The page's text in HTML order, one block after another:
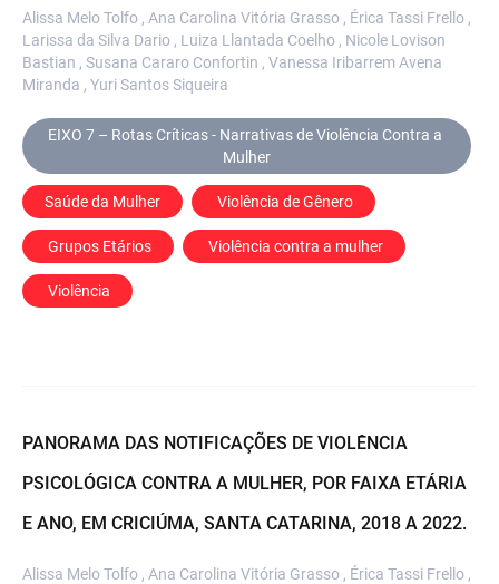
Alissa Melo Tolfo , Ana Carolina Vitória Grasso , Érica Tassi Frello ,
Larissa da Silva Dario , Luiza Llantada Coelho , Nicole Lovison
Bastian , Susana Cararo Confortin , Vanessa Iribarrem Avena
Miranda , Yuri Santos Siqueira
EIXO 7 – Rotas Críticas - Narrativas de Violência Contra a
Mulher
Saúde da Mulher Violência de Gênero
Grupos Etários Violência contra a mulher
Violência
PANORAMA DAS NOTIFICAÇÕES DE VIOLÊNCIA
PSICOLÓGICA CONTRA A MULHER, POR FAIXA ETÁRIA
E ANO, EM CRICIÚMA, SANTA CATARINA, 2018 A 2022.
Alissa Melo Tolfo , Ana Carolina Vitória Grasso , Érica Tassi Frello ,